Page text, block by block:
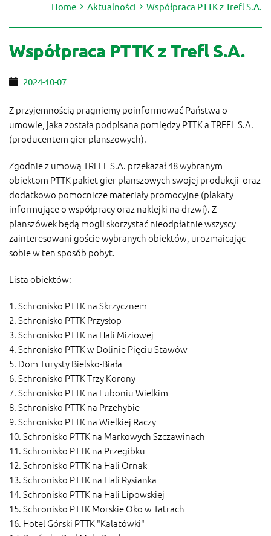
Home Aktualności Współpraca PTTK z Trefl S.A.
Współpraca PTTK z Trefl S.A.
2024-10-07
Z przyjemnością pragniemy poinformować Państwa o
umowie, jaka została podpisana pomiędzy PTTK a TREFL S.A.
(producentem gier planszowych).
Zgodnie z umową TREFL S.A. przekazał 48 wybranym
obiektom PTTK pakiet gier planszowych swojej produkcji oraz
dodatkowo pomocnicze materiały promocyjne (plakaty
informujące o współpracy oraz naklejki na drzwi). Z
planszówek będą mogli skorzystać nieodpłatnie wszyscy
zainteresowani goście wybranych obiektów, urozmaicając
sobie w ten sposób pobyt.
Lista obiektów:
1. Schronisko PTTK na Skrzycznem
2. Schronisko PTTK Przysłop
3. Schronisko PTTK na Hali Miziowej
4. Schronisko PTTK w Dolinie Pięciu Stawów
5. Dom Turysty Bielsko-Biała
6. Schronisko PTTK Trzy Korony
7. Schronisko PTTK na Luboniu Wielkim
8. Schronisko PTTK na Przehybie
9. Schronisko PTTK na Wielkiej Raczy
10. Schronisko PTTK na Markowych Szczawinach
11. Schronisko PTTK na Przegibku
12. Schronisko PTTK na Hali Ornak
13. Schronisko PTTK na Hali Rysianka
14. Schronisko PTTK na Hali Lipowskiej
15. Schronisko PTTK Morskie Oko w Tatrach
16. Hotel Górski PTTK "Kalatówki"